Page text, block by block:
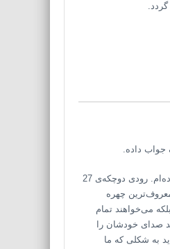
: شما امشب مصاحبه‌ی مرا با رودی دوچکه تماشا می‌کنید. مصاحبه‌ای که من آن را چند هفته‌ی پیش ترتیب داده‌ام. رودی دوچکه‌ی 27
چهره
می‌خواهند تمام
صدای خودشان را
به شکلی که ما